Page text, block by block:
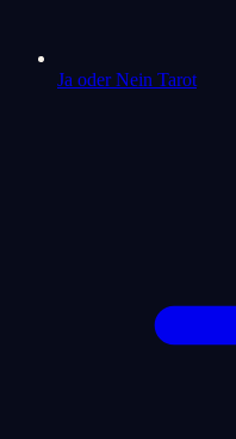
Ja oder Nein Tarot